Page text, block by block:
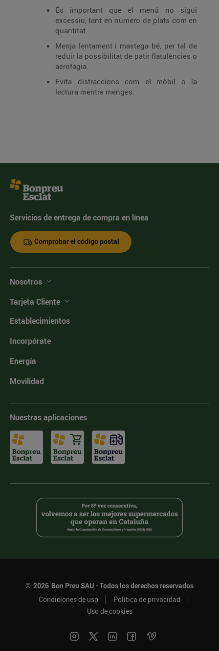
És important que el menú no sigui
excessiu, tant en número de plats com en
quantitat.
Menja lentament i mastega bé, per tal de
reduir la possibilitat de patir flatulències o
aerofàgia.
Evita distraccions com el mòbil o la
lectura mentre menges.
Servicios de entrega de compra en línea
Comprobar el código postal
Nosotros
Tarjeta Cliente
Establecimientos
Incorpórate
Energía
Movilidad
Nuestras aplicaciones
© 2026 Bon Preu SAU - Todos los derechos reservados
Condiciones de uso
Política de privacidad
Uso de cookies